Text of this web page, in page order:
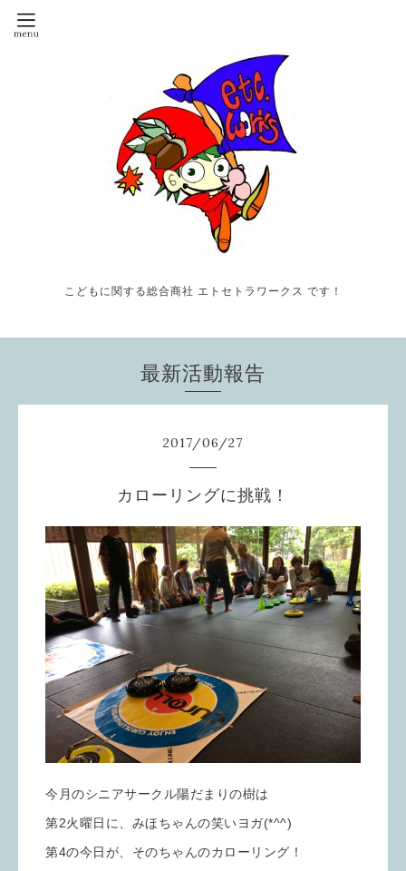
こどもに関する総合商社 エトセトラワークス です！
最新活動報告
2017/06/27
カローリングに挑戦！
今月のシニアサークル陽だまりの樹は
第2火曜日に、みほちゃんの笑いヨガ(*^^)
第4の今日が、そのちゃんのカローリング！